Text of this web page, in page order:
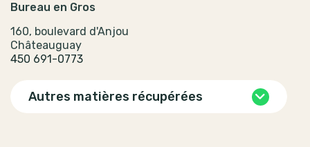
Bureau en Gros
160, boulevard d'Anjou
Châteauguay
450 691-0773
Autres matières récupérées